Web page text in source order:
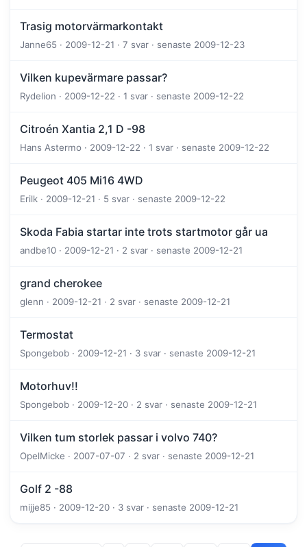
Trasig motorvärmarkontakt
Janne65 · 2009-12-21 · 7 svar · senaste 2009-12-23
Vilken kupevärmare passar?
Rydelion · 2009-12-22 · 1 svar · senaste 2009-12-22
Citroén Xantia 2,1 D -98
Hans Astermo · 2009-12-22 · 1 svar · senaste 2009-12-22
Peugeot 405 Mi16 4WD
Erilk · 2009-12-21 · 5 svar · senaste 2009-12-22
Skoda Fabia startar inte trots startmotor går ua
andbe10 · 2009-12-21 · 2 svar · senaste 2009-12-21
grand cherokee
glenn · 2009-12-21 · 2 svar · senaste 2009-12-21
Termostat
Spongebob · 2009-12-21 · 3 svar · senaste 2009-12-21
Motorhuv!!
Spongebob · 2009-12-20 · 2 svar · senaste 2009-12-21
Vilken tum storlek passar i volvo 740?
OpelMicke · 2007-07-07 · 2 svar · senaste 2009-12-21
Golf 2 -88
mijje85 · 2009-12-20 · 3 svar · senaste 2009-12-21